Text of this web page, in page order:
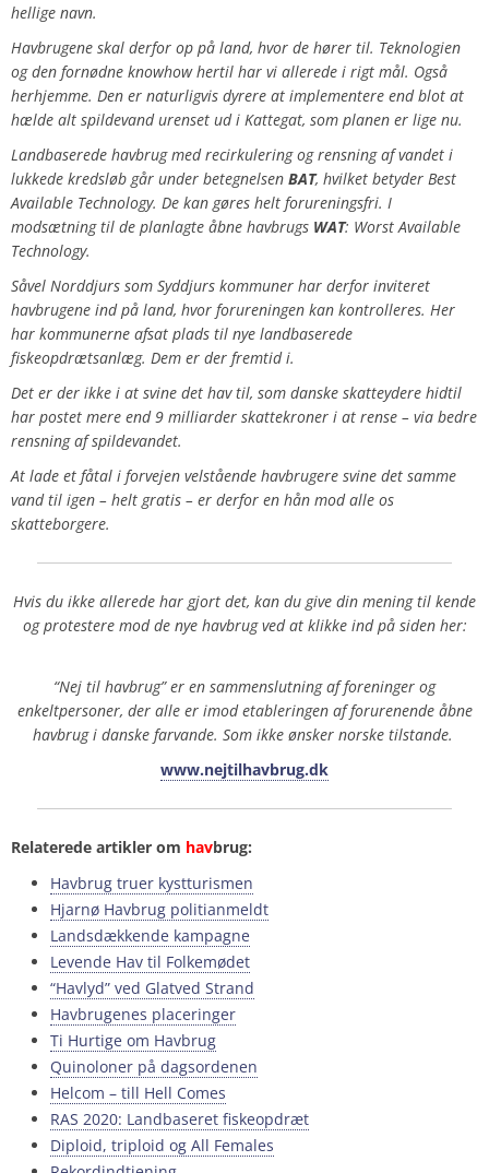
hellige navn.
Havbrugene skal derfor op på land, hvor de hører til. Teknologien
og den fornødne knowhow hertil har vi allerede i rigt mål. Også
herhjemme. Den er naturligvis dyrere at implementere end blot at
hælde alt spildevand urenset ud i Kattegat, som planen er lige nu.
Landbaserede havbrug med recirkulering og rensning af vandet i
lukkede kredsløb går under betegnelsen BAT, hvilket betyder Best
Available Technology. De kan gøres helt forureningsfri. I
modsætning til de planlagte åbne havbrugs WAT: Worst Available
Technology.
Såvel Norddjurs som Syddjurs kommuner har derfor inviteret
havbrugene ind på land, hvor forureningen kan kontrolleres. Her
har kommunerne afsat plads til nye landbaserede
fiskeopdrætsanlæg. Dem er der fremtid i.
Det er der ikke i at svine det hav til, som danske skatteydere hidtil
har postet mere end 9 milliarder skattekroner i at rense – via bedre
rensning af spildevandet.
At lade et fåtal i forvejen velstående havbrugere svine det samme
vand til igen – helt gratis – er derfor en hån mod alle os
skatteborgere.
Hvis du ikke allerede har gjort det, kan du give din mening til kende
og protestere mod de nye havbrug ved at klikke ind på siden her:
“Nej til havbrug” er en sammenslutning af foreninger og
enkeltpersoner, der alle er imod etableringen af forurenende åbne
havbrug i danske farvande. Som ikke ønsker norske tilstande.
www.nejtilhavbrug.dk
Relaterede artikler om havbrug:
Havbrug truer kystturismen
Hjarnø Havbrug politianmeldt
Landsdækkende kampagne
Levende Hav til Folkemødet
“Havlyd” ved Glatved Strand
Havbrugenes placeringer
Ti Hurtige om Havbrug
Quinoloner på dagsordenen
Helcom – till Hell Comes
RAS 2020: Landbaseret fiskeopdræt
Diploid, triploid og All Females